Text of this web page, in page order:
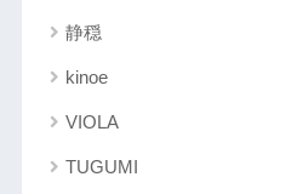
静穏
kinoe
VIOLA
TUGUMI